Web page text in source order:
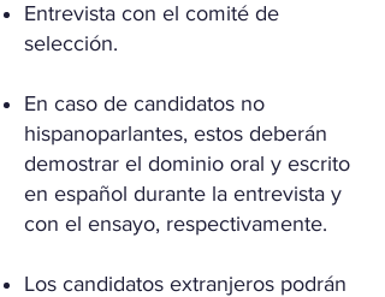
Entrevista con el comité de
selección.
En caso de candidatos no
hispanoparlantes, estos deberán
demostrar el dominio oral y escrito
en español durante la entrevista y
con el ensayo, respectivamente.
Los candidatos extranjeros podrán